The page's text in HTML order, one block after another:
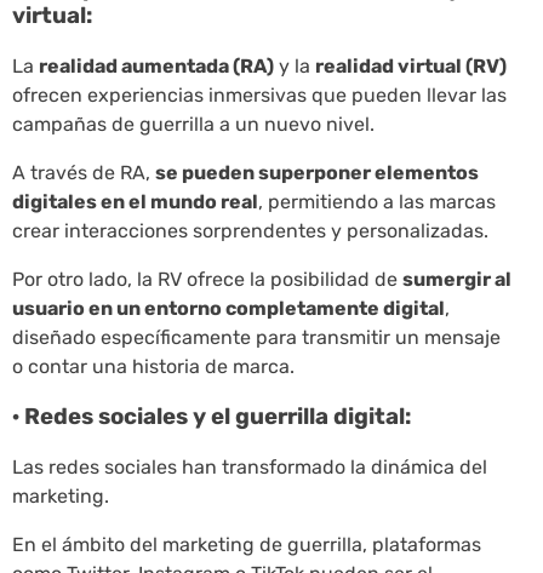
virtual:
La realidad aumentada (RA) y la realidad virtual (RV)
ofrecen experiencias inmersivas que pueden llevar las
campañas de guerrilla a un nuevo nivel.
A través de RA, se pueden superponer elementos
digitales en el mundo real, permitiendo a las marcas
crear interacciones sorprendentes y personalizadas.
Por otro lado, la RV ofrece la posibilidad de sumergir al
usuario en un entorno completamente digital,
diseñado específicamente para transmitir un mensaje
o contar una historia de marca.
· Redes sociales y el guerrilla digital:
Las redes sociales han transformado la dinámica del
marketing.
En el ámbito del marketing de guerrilla, plataformas